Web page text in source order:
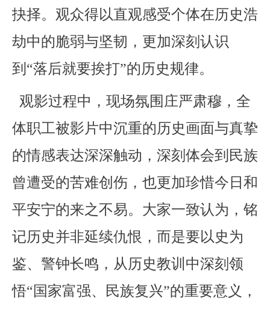
抉择。观众得以直观感受个体在历史浩
劫中的脆弱与坚韧，更加深刻认识
到“落后就要挨打”的历史规律。
观影过程中，现场氛围庄严肃穆，全
体职工被影片中沉重的历史画面与真挚
的情感表达深深触动，深刻体会到民族
曾遭受的苦难创伤，也更加珍惜今日和
平安宁的来之不易。大家一致认为，铭
记历史并非延续仇恨，而是要以史为
鉴、警钟长鸣，从历史教训中深刻领
悟“国家富强、民族复兴”的重要意义，